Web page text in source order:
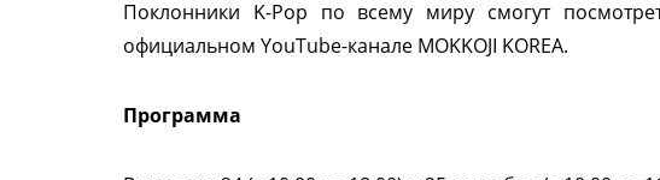
Поклонники K-Pop по всему миру смогут
официальном YouTube-канале MOKKOJI KOREA.
Программа